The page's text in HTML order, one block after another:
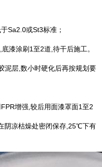
Sa2.0或St3标准；
底漆涂刷 1至2道 待干后施工。
泥层 数小时硬化后再按规划要
FPR增强 较后用面漆罩面1至2
阴凉枯燥处密闭保存 ,25℃下有